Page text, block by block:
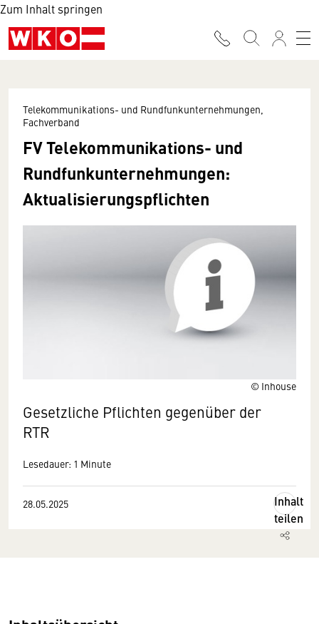
Zum Inhalt springen
© Inhouse
Telekommunikations- und Rundfunkunternehmungen,
Fachverband
FV Telekommunikations- und
Rundfunkunternehmungen:
Aktualisierungspflichten
Gesetzliche Pflichten gegenüber der
RTR
Lesedauer: 1 Minute
28.05.2025
Inhalt
teilen